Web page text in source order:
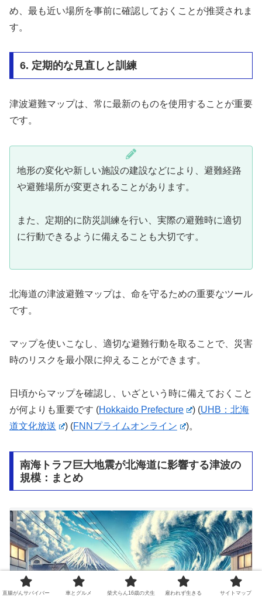
め、最も近い場所を事前に確認しておくことが推奨されま
す。
6. 定期的な見直しと訓練
津波避難マップは、常に最新のものを使用することが重要
です。
地形の変化や新しい施設の建設などにより、避難経路
や避難場所が変更されることがあります。
また、定期的に防災訓練を行い、実際の避難時に適切
に行動できるように備えることも大切です。
北海道の津波避難マップは、命を守るための重要なツール
です。
マップを使いこなし、適切な避難行動を取ることで、災害
時のリスクを最小限に抑えることができます。
日頃からマップを確認し、いざという時に備えておくこと
が何よりも重要です​ (Hokkaido Prefecture )(UHB：北海
道文化放送
)(FNNプライムオンライン )。
南海トラフ巨大地震が北海道に影響する津波の
規模：まとめ
直腸がんサバイバー 車とグルメ 柴犬らん16歳の犬生 雇われず生きる サイトマップ